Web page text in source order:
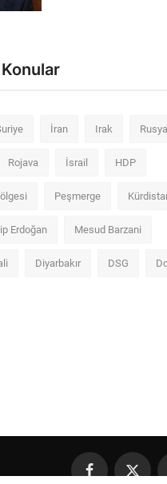
İran Irak Rusya
Rojava İsrail HDP
Peşmerge
Erdoğan Mesud Barzani
Diyarbakır DSG